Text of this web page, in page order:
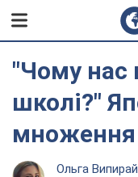
"Чому нас
школі?"
множення
Ольга